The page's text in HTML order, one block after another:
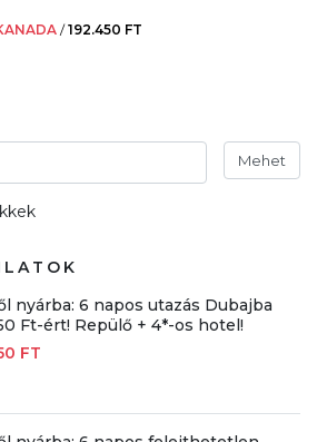
/192.450 FT
Mehet
nyárba: 6 napos utazás Dubajba
Ft-ért! Repülő + 4*-os hotel!
FT